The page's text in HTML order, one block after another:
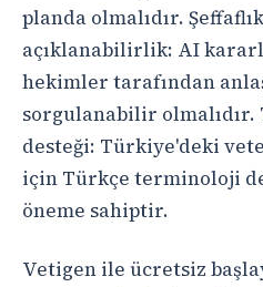
planda olmalıdır.
açıklanabilirlik: AI
hekimler tarafından
sorgulanabilir
desteği: Türkiye'deki
için Türkçe terminoloji
öneme sahiptir.
Vetigen ile ücretsiz